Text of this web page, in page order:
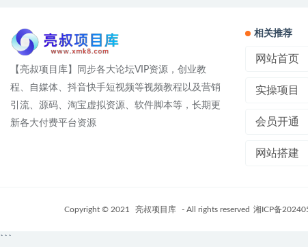
【亮叔项目库】同步各大论坛VIP资源，创业教
程、自媒体、抖音快手短视频等视频教程以及营销
引流、源码、淘宝虚拟资源、软件脚本等，长期更
新各大付费平台资源
相关推荐
网站首页
实操项目
会员开通
网站搭建
Copyright © 2021 亮叔项目库 - All rights reserved 湘ICP备
```